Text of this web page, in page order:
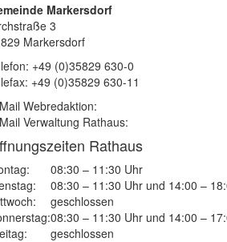
Markersdorf
3
Markersdorf
+49 (0)35829 630-0
+49 (0)35829 630-11
Webredaktion:
Verwaltung Rathaus:
Rathaus
08:30 – 11:30 Uhr
08:30 – 11:30 Uhr und 14:00 –
geschlossen
08:30 – 11:30 Uhr und 14:00 –
geschlossen